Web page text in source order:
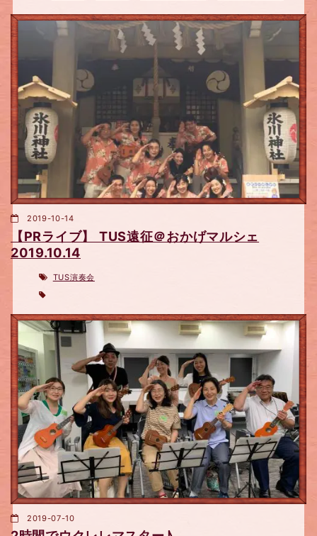
2019-10-14
【PRライブ】 TUS遠征＠おかげマルシェ
2019.10.14
TUS演奏会
2019-07-10